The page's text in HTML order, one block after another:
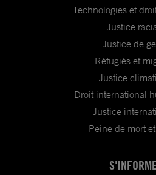
Technologies et
Justice
Justice de
Réfugiés et
Justice
Droit international
Justice
Peine de mort